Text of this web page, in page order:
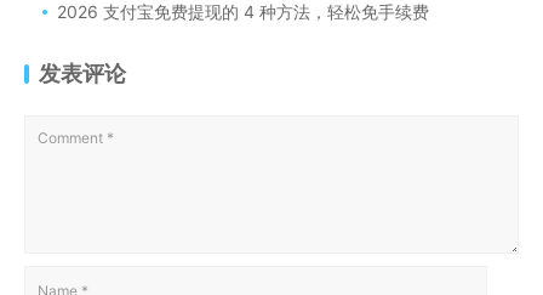
2026 支付宝免费提现的 4 种方法，轻松免手续费
发表评论